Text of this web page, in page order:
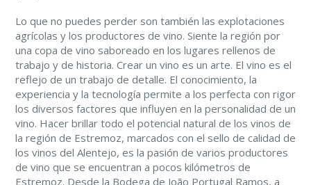
Lo que no puedes perder son también las explotaciones
agrícolas y los productores de vino. Siente la región por
una copa de vino saboreado en los lugares rellenos de
trabajo y de historia. Crear un vino es un arte. El vino es el
reflejo de un trabajo de detalle. El conocimiento, la
experiencia y la tecnología permite a los perfecta con rigor
los diversos factores que influyen en la personalidad de un
vino. Hacer brillar todo el potencial natural de los vinos de
la región de Estremoz, marcados con el sello de calidad de
los vinos del Alentejo, es la pasión de varios productores
de vino que se encuentran a pocos kilómetros de
Estremoz. Desde la Bodega de João Portugal Ramos, a